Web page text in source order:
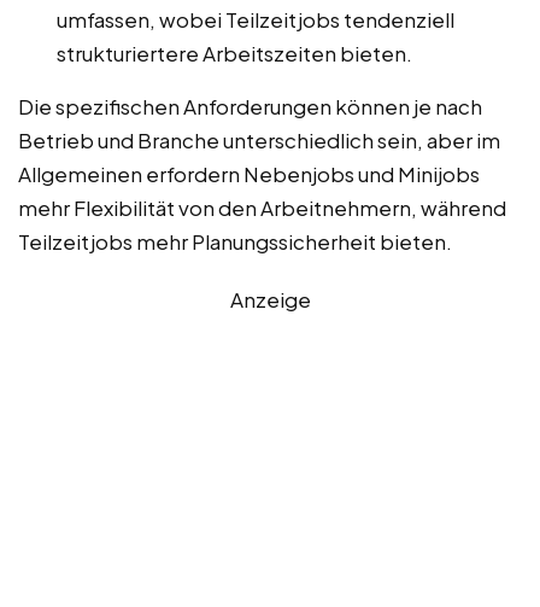
umfassen, wobei Teilzeitjobs tendenziell
strukturiertere Arbeitszeiten bieten.
Die spezifischen Anforderungen können je nach
Betrieb und Branche unterschiedlich sein, aber im
Allgemeinen erfordern Nebenjobs und Minijobs
mehr Flexibilität von den Arbeitnehmern, während
Teilzeitjobs mehr Planungssicherheit bieten.
Anzeige